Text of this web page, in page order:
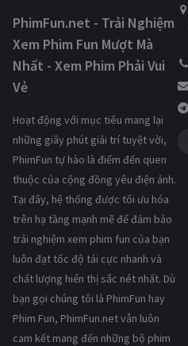
PhimFun.net - Trải Nghiệm
Xem Phim Fun Mượt Mà
Nhất - Xem Phim Phải Vui
Vẻ
Hoạt động với mục tiêu mang lại
những giây phút giải trí tuyệt vời,
PhimFun tự hào là điểm đến quen
thuộc của cộng đồng yêu điện ảnh.
Tại đây, hệ thống được tối ưu hóa
trên hạ tầng mạnh mẽ để đảm bảo
trải nghiệm xem phim fun của bạn
luôn đạt tốc độ tải cực nhanh và
chất lượng hiển thị sắc nét nhất. Dù
bạn gọi chúng tôi là PhimFun hay
Phim Fun, PhimFun.net vẫn luôn
cam kết mang đến những bộ phim